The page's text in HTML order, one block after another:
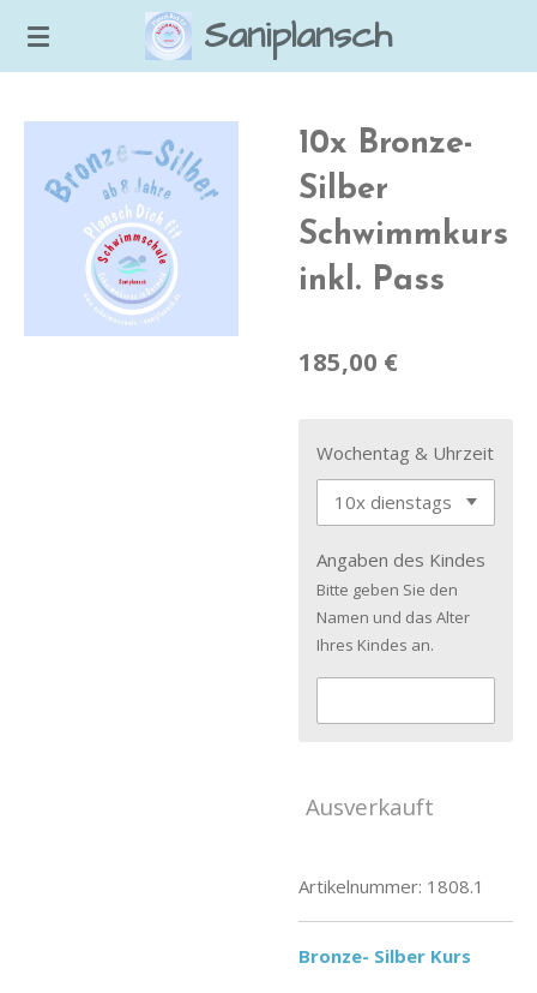
Zum
Saniplansch
10x Bronze-
Silber
Schwimmkurs
inkl. Pass
185,00 €
Wochentag & Uhrzeit
Angaben des Kindes
Bitte geben Sie den
Namen und das Alter
Ihres Kindes an.
Ausverkauft
Artikelnummer: 1808.1
Bronze- Silber Kurs